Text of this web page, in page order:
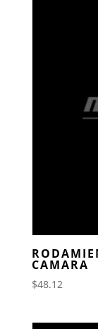
CAMARA
$48.12